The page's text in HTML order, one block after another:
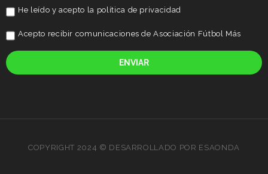
He leído y acepto la política de privacidad
Acepto recibir comunicaciones de Asociación Fútbol Más
ENVIAR
COPYRIGHT 2024 © DESARROLLADO POR ESAONDA